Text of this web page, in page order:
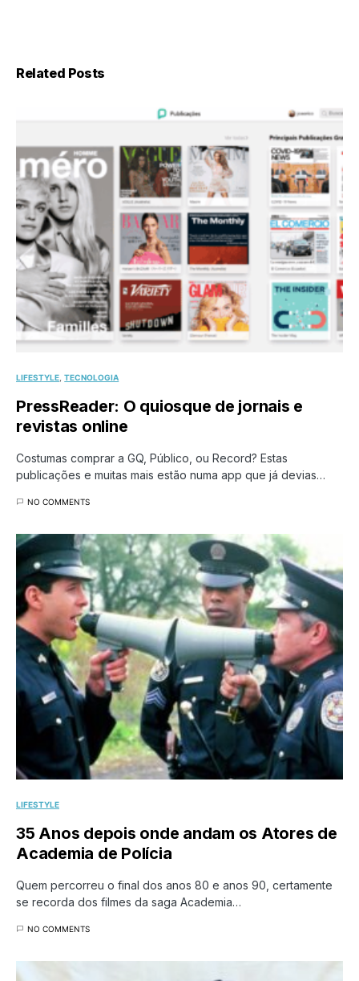
Related Posts
LIFESTYLE TECNOLOGIA
PressReader: O quiosque de jornais e
revistas online
Costumas comprar a GQ, Público, ou Record? Estas
publicações e muitas mais estão numa app que já devias…
NO COMMENTS
LIFESTYLE
35 Anos depois onde andam os Atores de
Academia de Polícia
Quem percorreu o final dos anos 80 e anos 90, certamente
se recorda dos filmes da saga Academia…
NO COMMENTS